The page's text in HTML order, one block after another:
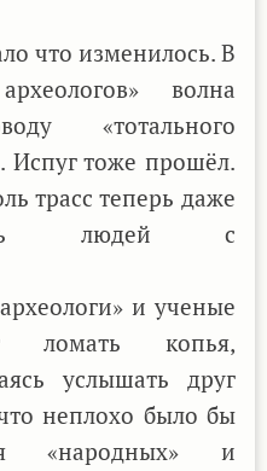
что изменилось. В
волна
«тотального
Испуг тоже прошёл.
трасс теперь даже
людей с
и ученые
ломать копья,
услышать друг
неплохо было бы
«народных» и